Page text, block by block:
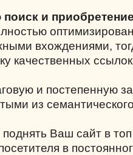
и
вхождениями,
качественных
и постепенную
из
поднять Ваш сайт в
в